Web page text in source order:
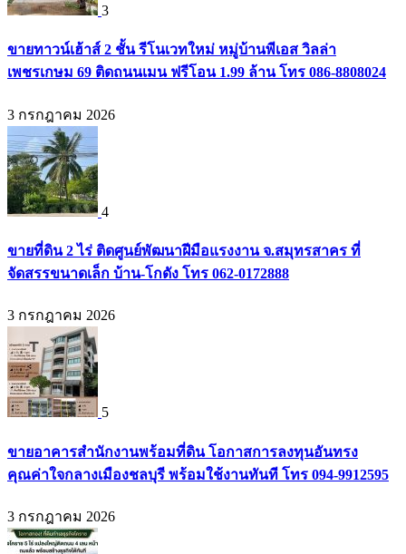
3
ขายทาวน์เฮ้าส์ 2 ชั้น รีโนเวทใหม่ หมู่บ้านพีเอส วิลล่า
เพชรเกษม 69 ติดถนนเมน ฟรีโอน 1.99 ล้าน โทร 086-8808024
3 กรกฎาคม 2026
4
ขายที่ดิน 2 ไร่ ติดศูนย์พัฒนาฝีมือแรงงาน จ.สมุทรสาคร ที่
จัดสรรขนาดเล็ก บ้าน-โกดัง โทร 062-0172888
3 กรกฎาคม 2026
5
ขายอาคารสำนักงานพร้อมที่ดิน โอกาสการลงทุนอันทรง
คุณค่าใจกลางเมืองชลบุรี พร้อมใช้งานทันที โทร 094-9912595
3 กรกฎาคม 2026